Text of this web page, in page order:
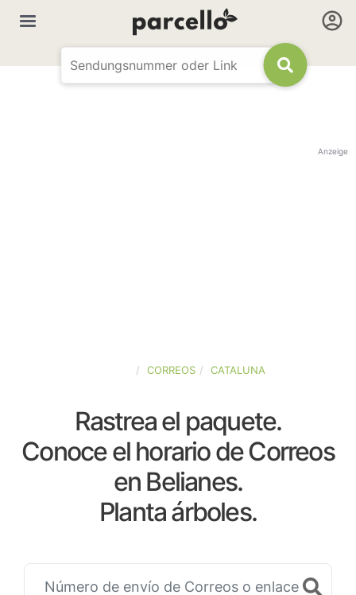
Anzeige
CORREOS CATALUNA
Rastrea el paquete.
Conoce el horario de Correos
en Belianes.
Planta árboles.